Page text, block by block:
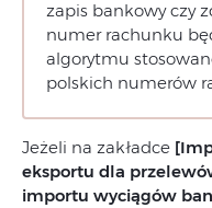
zapis bankowy czy
numer rachunku
algorytmu
polskich numerów
Jeżeli na zakładce
eksportu dla
importu wyciągów